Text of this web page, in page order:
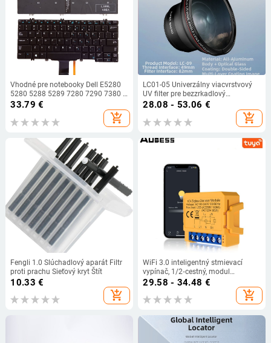
Vhodné pre notebooky Dell E5280
5280 5288 5289 7280 7290 7380 s
podsvietenou klávesnicou
33.79 €
add_shopping_cart
LC01-05 Univerzálny viacvrstvový
UV filter pre bezzrkadlový
fotoaparát s univerzálnym
28.08 - 53.06 €
add_shopping_cart
Fengli 1.0 Slúchadlový aparát Filtr
proti prachu Sieťový kryt Štít
10.33 €
add_shopping_cart
WiFi 3.0 inteligentný stmievací
vypínač, 1/2‑cestný, modul
osvetlenia ovládaný cez aplikáciu,
29.58 - 34.48 €
add_shopping_cart